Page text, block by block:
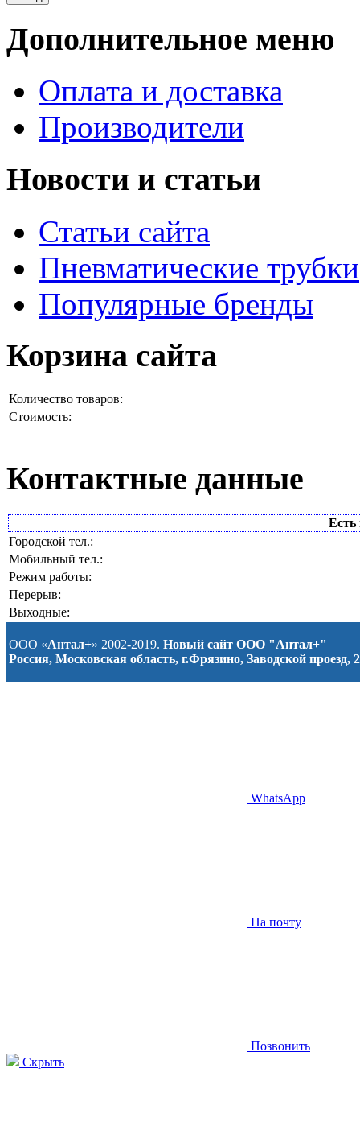
Дополнительное меню
Оплата и доставка
Производители
Новости и статьи
Статьи сайта
Пневматические трубки
Популярные бренды
Корзина сайта
Количество товаров:
Стоимость:
Контактные данные
Есть
Городской тел.:
Мобильный тел.:
Режим работы:
Перерыв:
Выходные:
ООО «Антал+» 2002-2019. Новый сайт ООО "Антал+"
Россия, Московская область, г.Фрязино, Заводской проезд, 2
WhatsApp
На почту
Позвонить
Скрыть